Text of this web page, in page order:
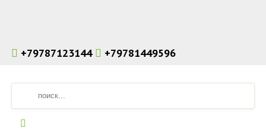
+79787123144 +79781449596